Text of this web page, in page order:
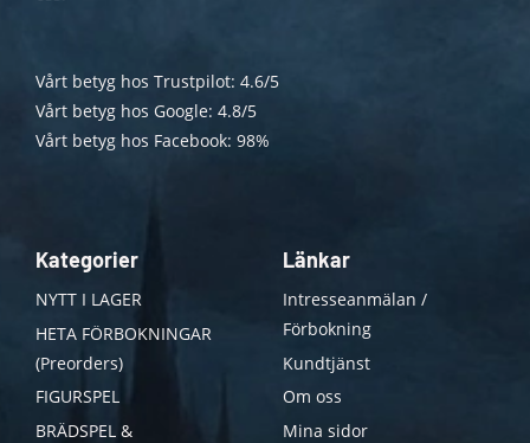
Vårt betyg hos Trustpilot: 4.6/5
Vårt betyg hos Google: 4.8/5
Vårt betyg hos Facebook: 98%
Kategorier
NYTT I LAGER
HETA FÖRBOKNINGAR
(Preorders)
FIGURSPEL
BRÄDSPEL &
Länkar
Intresseanmälan /
Förbokning
Kundtjänst
Om oss
Mina sidor